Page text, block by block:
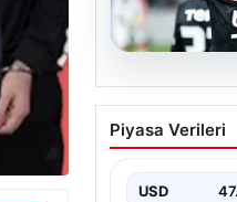
06.08.2026
(Özet)
Beşiktaş
Piyasa Verileri
USD